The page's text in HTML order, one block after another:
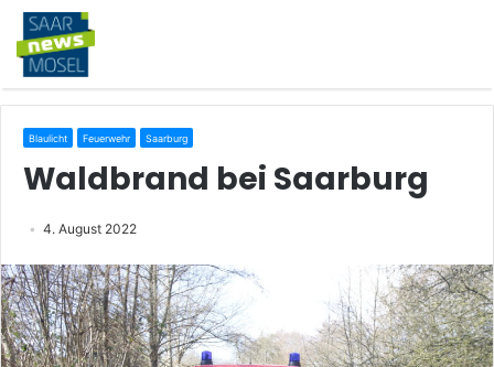
Blaulicht Feuerwehr Saarburg
Waldbrand bei Saarburg
4. August 2022